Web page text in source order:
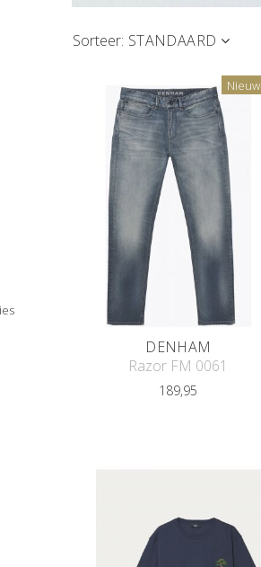
STANDAARD
DENHAM
Razor FM 0061
189,95
Nieuw